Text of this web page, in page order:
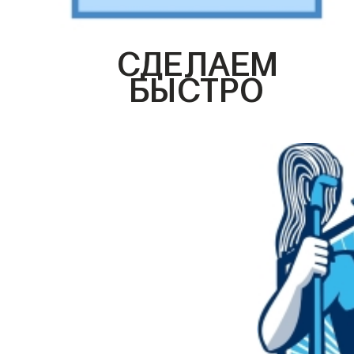
СДЕЛАЕМ
БЫСТРО